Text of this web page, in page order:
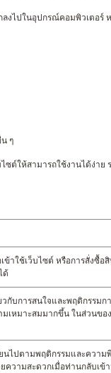
งไปในอุปกรณ์คอมพิวเตอร์
ๆ
ต์ให้สามารถใช้งานได้ง่าย
าใช้เว็บไซต์ หรือการสั่งซื้อ
ด้
กับการสนใจและพฤติกรรม
หมาะสมมากขึ้น ในส่วนขอ
ไปตามพฤติกรรมและความ
วามสะดวกเมื่อท่านกลับเข้